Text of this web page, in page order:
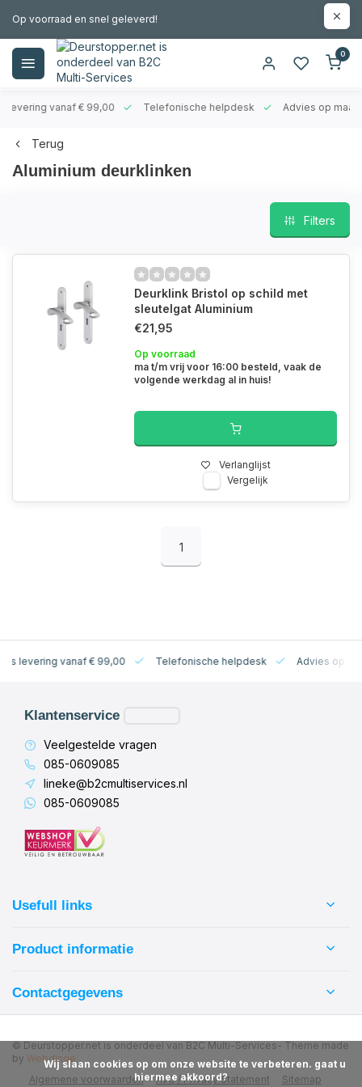
Op voorraad en snel geleverd!
0
vanaf € 99,00 Telefonische helpdesk Advies op maat
Terug
Aluminium deurklinken
Filters
Deurklink Bristol op schild met
sleutelgat Aluminium
€21,95
Op voorraad
ma t/m vrij voor 16:00 besteld, vaak de
volgende werkdag al in huis!
Verlanglijst
Vergelijk
1
vanaf € 99,00 Telefonische helpdesk Advies op maat
Klantenservice
Veelgestelde vragen
085-0609085
lineke@b2cmultiservices.nl
085-0609085
Usefull links
Product informatie
Contactgegevens
Algemene voorwaarden AVG / Privacy Statement Sitemap
© Deurstopper.net is onderdeel van B2C Multi-Services- Theme made
by Webdinge
            Wij slaan cookies op om onze website te verbeteren. gaat u
hiermee akkoord?